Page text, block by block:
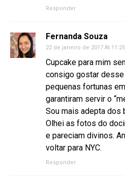
Responder
Fernanda Souza
22 de janeiro de 2017 At 11:25
Cupcake para mim
consigo gostar desse
pequenas fortunas
garantiram servir o
Sou mais adepta dos
Olhei as fotos do
e pareciam divinos.
voltar para NYC.
Responder